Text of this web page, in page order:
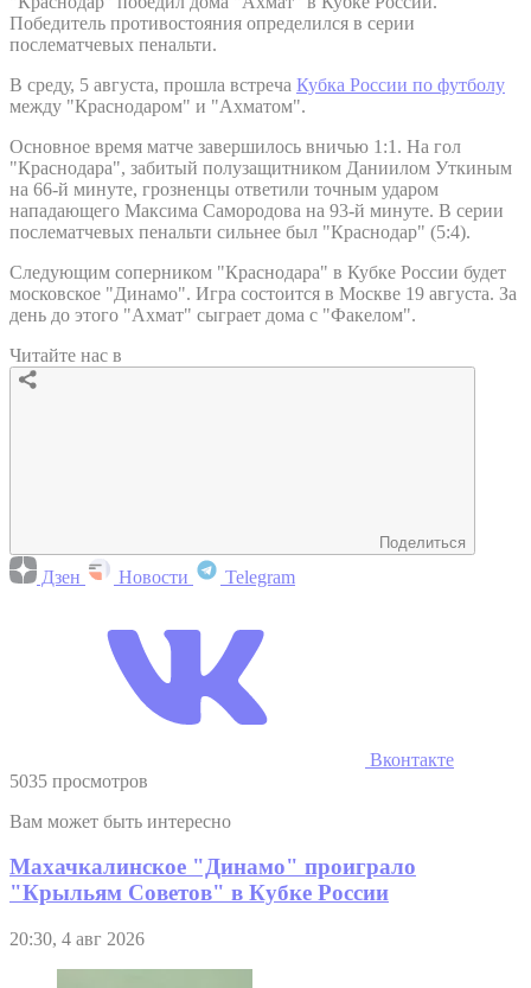
Победитель противостояния определился в серии
послематчевых пенальти.
В среду, 5 августа, прошла встреча Кубка России по футболу
между "Краснодаром" и "Ахматом".
Основное время матче завершилось вничью 1:1. На гол
"Краснодара", забитый полузащитником Даниилом Уткиным
на 66-й минуте, грозненцы ответили точным ударом
нападающего Максима Самородова на 93-й минуте. В серии
послематчевых пенальти сильнее был "Краснодар" (5:4).
Следующим соперником "Краснодара" в Кубке России будет
московское "Динамо". Игра состоится в Москве 19 августа. За
день до этого "Ахмат" сыграет дома с "Факелом".
Читайте нас в
Поделиться
Дзен Новости Telegram
Вконтакте
5035 просмотров
Вам может быть интересно
Махачкалинское "Динамо" проиграло
"Крыльям Советов" в Кубке России
20:30, 4 авг 2026